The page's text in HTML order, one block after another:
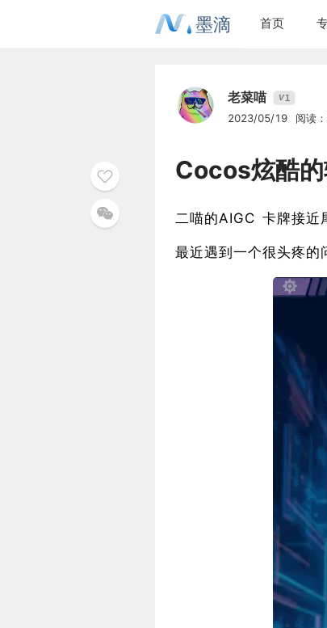
墨滴 首页
老菜喵 V1
2023/05/19 阅读
Cocos炫酷的
二喵的AIGC 卡牌接近
最近遇到一个很头疼的